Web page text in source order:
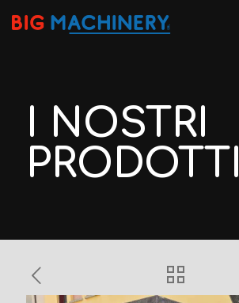
I NOSTRI
PRODOTTI